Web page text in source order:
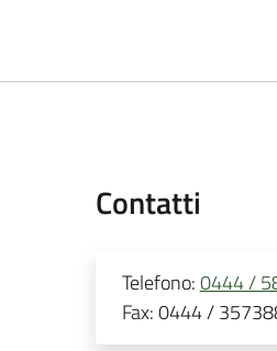
Contatti
Telefono:0444 /
Fax:0444 /